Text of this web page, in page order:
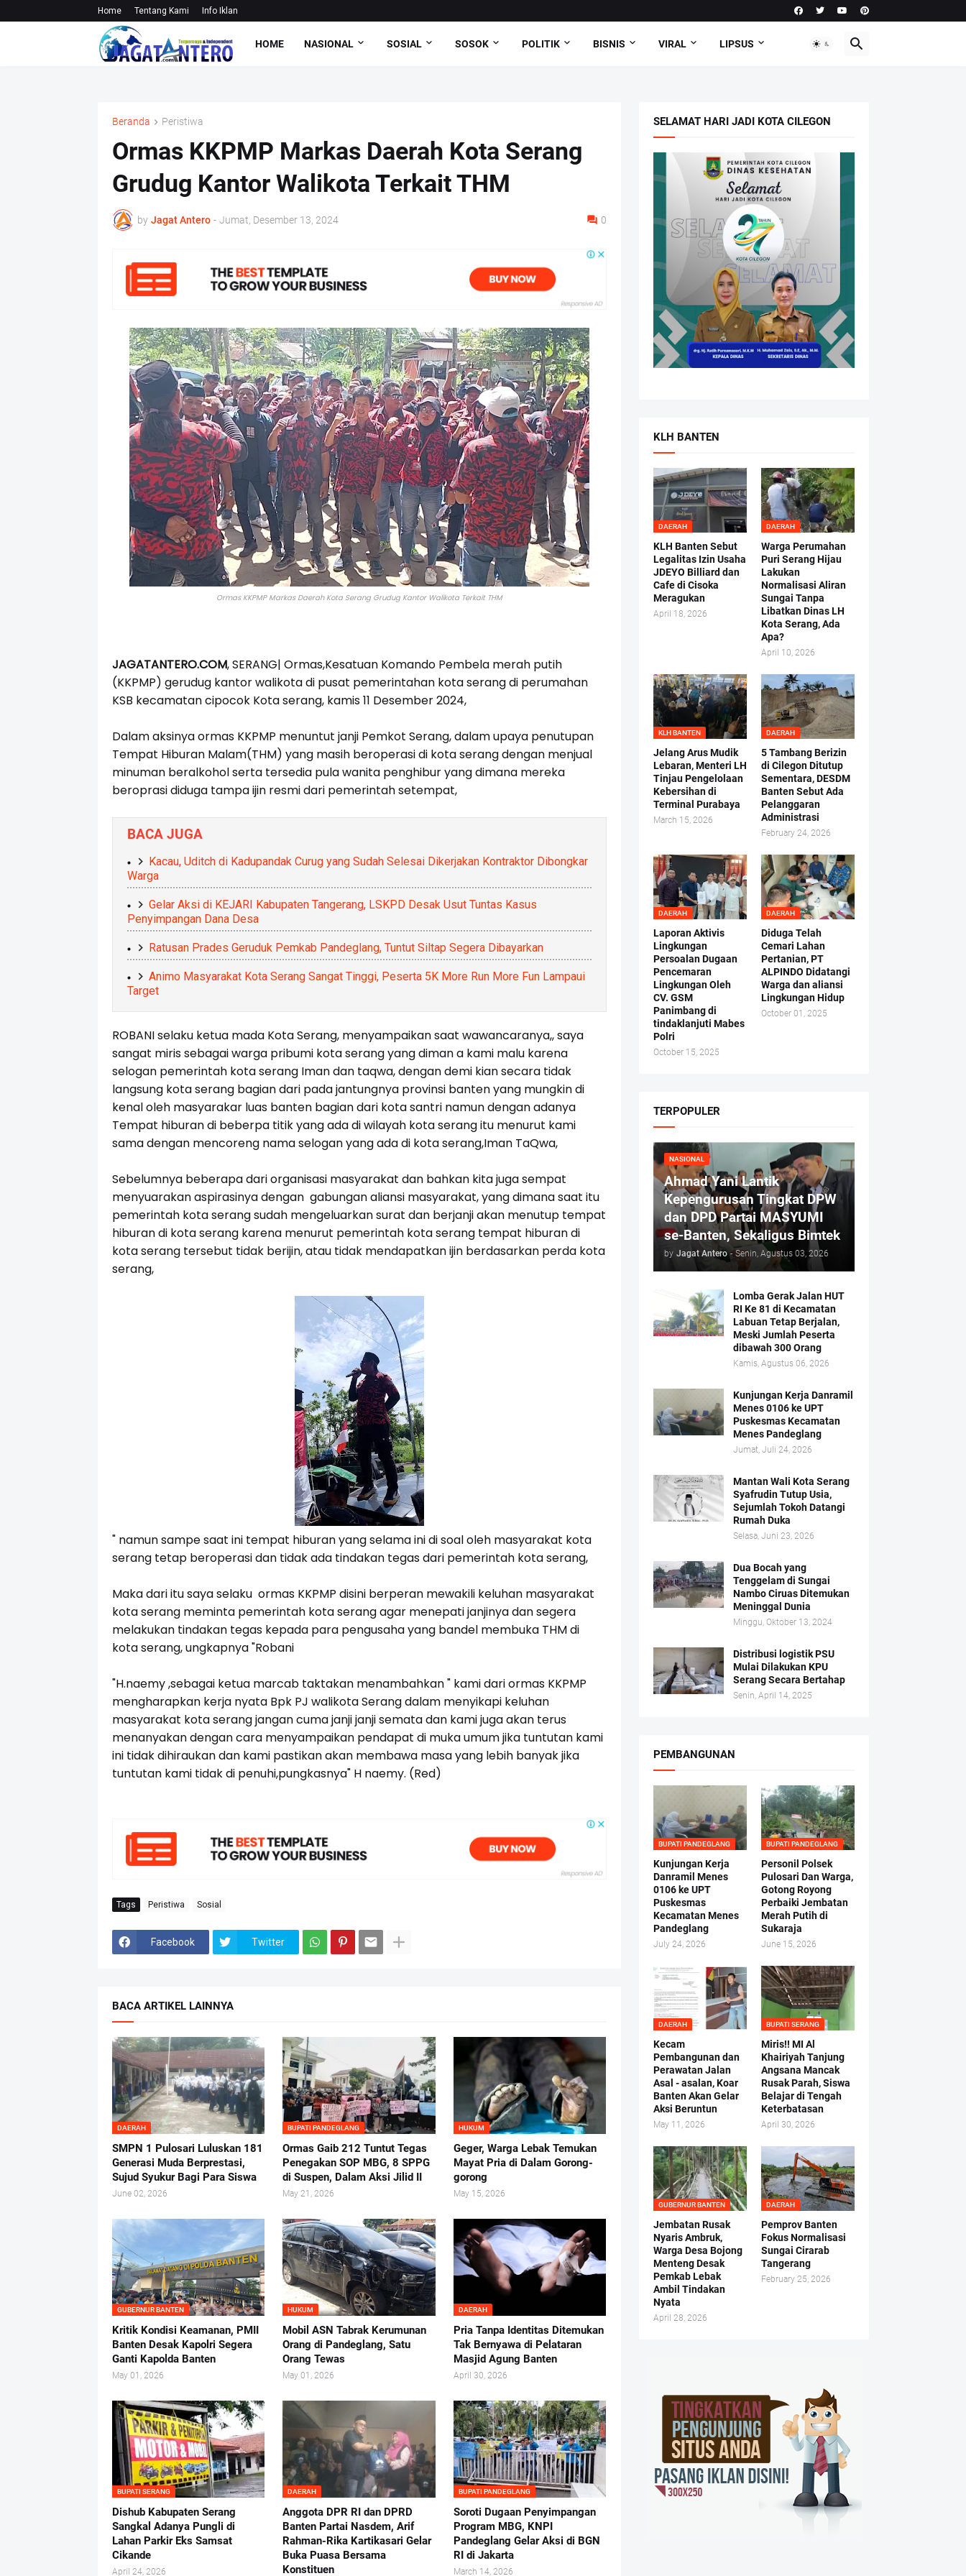
Home Tentang Kami Info Iklan
HOME NASIONAL SOSIAL SOSOK POLITIK BISNIS VIRAL LIPSUS
Beranda Peristiwa
Ormas KKPMP Markas Daerah Kota Serang
Grudug Kantor Walikota Terkait THM
by Jagat Antero - Jumat, Desember 13, 2024 0
Ormas KKPMP Markas Daerah Kota Serang Grudug Kantor Walikota Terkait THM
JAGATANTERO.COM, SERANG| Ormas,Kesatuan Komando Pembela merah putih
(KKPMP) gerudug kantor walikota di pusat pemerintahan kota serang di perumahan
KSB kecamatan cipocok Kota serang, kamis 11 Desember 2024,
Dalam aksinya ormas KKPMP menuntut janji Pemkot Serang, dalam upaya penutupan
Tempat Hiburan Malam(THM) yang masih beroperasi di kota serang dengan menjual
minuman beralkohol serta tersedia pula wanita penghibur yang dimana mereka
beroprasi diduga tampa ijin resmi dari pemerintah setempat,
BACA JUGA
Kacau, Uditch di Kadupandak Curug yang Sudah Selesai Dikerjakan Kontraktor Dibongkar
Warga
Gelar Aksi di KEJARI Kabupaten Tangerang, LSKPD Desak Usut Tuntas Kasus
Penyimpangan Dana Desa
Ratusan Prades Geruduk Pemkab Pandeglang, Tuntut Siltap Segera Dibayarkan
Animo Masyarakat Kota Serang Sangat Tinggi, Peserta 5K More Run More Fun Lampaui
Target
ROBANI selaku ketua mada Kota Serang, menyampaikan saat wawancaranya,, saya
sangat miris sebagai warga pribumi kota serang yang diman a kami malu karena
selogan pemerintah kota serang Iman dan taqwa, dengan demi kian secara tidak
langsung kota serang bagian dari pada jantungnya provinsi banten yang mungkin di
kenal oleh masyarakar luas banten bagian dari kota santri namun dengan adanya
Tempat hiburan di beberpa titik yang ada di wilayah kota serang itu menurut kami
sama dengan mencoreng nama selogan yang ada di kota serang,Iman TaQwa,
Sebelumnya beberapa dari organisasi masyarakat dan bahkan kita juga sempat
menyuarakan aspirasinya dengan gabungan aliansi masyarakat, yang dimana saat itu
pemerintah kota serang sudah mengeluarkan surat dan berjanji akan menutup tempat
hiburan di kota serang karena menurut pemerintah kota serang tempat hiburan di
kota serang tersebut tidak berijin, atau tidak mendapatkan ijin berdasarkan perda kota
serang,
" namun sampe saat ini tempat hiburan yang selama ini di soal oleh masyarakat kota
serang tetap beroperasi dan tidak ada tindakan tegas dari pemerintah kota serang,
Maka dari itu saya selaku ormas KKPMP disini berperan mewakili keluhan masyarakat
kota serang meminta pemerintah kota serang agar menepati janjinya dan segera
melakukan tindakan tegas kepada para pengusaha yang bandel membuka THM di
kota serang, ungkapnya "Robani
"H.naemy ,sebagai ketua marcab taktakan menambahkan " kami dari ormas KKPMP
mengharapkan kerja nyata Bpk PJ walikota Serang dalam menyikapi keluhan
masyarakat kota serang jangan cuma janji janji semata dan kami juga akan terus
menanyakan dengan cara menyampaikan pendapat di muka umum jika tuntutan kami
ini tidak dihiraukan dan kami pastikan akan membawa masa yang lebih banyak jika
tuntutan kami tidak di penuhi,pungkasnya" H naemy. (Red)
Tags Peristiwa Sosial
Facebook Twitter
BACA ARTIKEL LAINNYA
DAERAH
SMPN 1 Pulosari Luluskan 181
Generasi Muda Berprestasi,
Sujud Syukur Bagi Para Siswa
June 02, 2026
BUPATI PANDEGLANG
Ormas Gaib 212 Tuntut Tegas
Penegakan SOP MBG, 8 SPPG
di Suspen, Dalam Aksi Jilid II
May 21, 2026
HUKUM
Geger, Warga Lebak Temukan
Mayat Pria di Dalam Gorong-
gorong
May 15, 2026
GUBERNUR BANTEN
Kritik Kondisi Keamanan, PMII
Banten Desak Kapolri Segera
Ganti Kapolda Banten
May 01, 2026
HUKUM
Mobil ASN Tabrak Kerumunan
Orang di Pandeglang, Satu
Orang Tewas
May 01, 2026
DAERAH
Pria Tanpa Identitas Ditemukan
Tak Bernyawa di Pelataran
Masjid Agung Banten
April 30, 2026
BUPATI SERANG
Dishub Kabupaten Serang
Sangkal Adanya Pungli di
Lahan Parkir Eks Samsat
Cikande
April 24, 2026
DAERAH
Anggota DPR RI dan DPRD
Banten Partai Nasdem, Arif
Rahman-Rika Kartikasari Gelar
Buka Puasa Bersama
Konstituen
BUPATI PANDEGLANG
Soroti Dugaan Penyimpangan
Program MBG, KNPI
Pandeglang Gelar Aksi di BGN
RI di Jakarta
March 14, 2026
SELAMAT HARI JADI KOTA CILEGON
KLH BANTEN
DAERAH
KLH Banten Sebut
Legalitas Izin Usaha
JDEYO Billiard dan
Cafe di Cisoka
Meragukan
April 18, 2026
DAERAH
Warga Perumahan
Puri Serang Hijau
Lakukan
Normalisasi Aliran
Sungai Tanpa
Libatkan Dinas LH
Kota Serang, Ada
Apa?
April 10, 2026
KLH BANTEN
Jelang Arus Mudik
Lebaran, Menteri LH
Tinjau Pengelolaan
Kebersihan di
Terminal Purabaya
March 15, 2026
DAERAH
5 Tambang Berizin
di Cilegon Ditutup
Sementara, DESDM
Banten Sebut Ada
Pelanggaran
Administrasi
February 24, 2026
DAERAH
Laporan Aktivis
Lingkungan
Persoalan Dugaan
Pencemaran
Lingkungan Oleh
CV. GSM
Panimbang di
tindaklanjuti Mabes
Polri
October 15, 2025
DAERAH
Diduga Telah
Cemari Lahan
Pertanian, PT
ALPINDO Didatangi
Warga dan aliansi
Lingkungan Hidup
October 01, 2025
TERPOPULER
NASIONAL
Ahmad Yani Lantik
Kepengurusan Tingkat DPW
dan DPD Partai MASYUMI
se-Banten, Sekaligus Bimtek
by Jagat Antero - Senin, Agustus 03, 2026
Lomba Gerak Jalan HUT
RI Ke 81 di Kecamatan
Labuan Tetap Berjalan,
Meski Jumlah Peserta
dibawah 300 Orang
Kamis, Agustus 06, 2026
Kunjungan Kerja Danramil
Menes 0106 ke UPT
Puskesmas Kecamatan
Menes Pandeglang
Jumat, Juli 24, 2026
Mantan Wali Kota Serang
Syafrudin Tutup Usia,
Sejumlah Tokoh Datangi
Rumah Duka
Selasa, Juni 23, 2026
Dua Bocah yang
Tenggelam di Sungai
Nambo Ciruas Ditemukan
Meninggal Dunia
Minggu, Oktober 13, 2024
Distribusi logistik PSU
Mulai Dilakukan KPU
Serang Secara Bertahap
Senin, April 14, 2025
PEMBANGUNAN
BUPATI PANDEGLANG
Kunjungan Kerja
Danramil Menes
0106 ke UPT
Puskesmas
Kecamatan Menes
Pandeglang
July 24, 2026
BUPATI PANDEGLANG
Personil Polsek
Pulosari Dan Warga,
Gotong Royong
Perbaiki Jembatan
Merah Putih di
Sukaraja
June 15, 2026
DAERAH
Kecam
Pembangunan dan
Perawatan Jalan
Asal - asalan, Koar
Banten Akan Gelar
Aksi Beruntun
May 11, 2026
BUPATI SERANG
Miris!! MI Al
Khairiyah Tanjung
Angsana Mancak
Rusak Parah, Siswa
Belajar di Tengah
Keterbatasan
April 30, 2026
GUBERNUR BANTEN
Jembatan Rusak
Nyaris Ambruk,
Warga Desa Bojong
Menteng Desak
Pemkab Lebak
Ambil Tindakan
Nyata
April 28, 2026
DAERAH
Pemprov Banten
Fokus Normalisasi
Sungai Cirarab
Tangerang
February 25, 2026